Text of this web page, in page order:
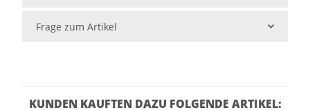
Frage zum Artikel
KUNDEN KAUFTEN DAZU FOLGENDE ARTIKEL: